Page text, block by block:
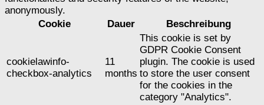
anonymously.
Cookie
Dauer Beschreibung
cookielawinfo-
checkbox-analytics
11
months
This cookie is set by
GDPR Cookie Consent
plugin. The cookie is used
to store the user consent
for the cookies in the
category "Analytics".